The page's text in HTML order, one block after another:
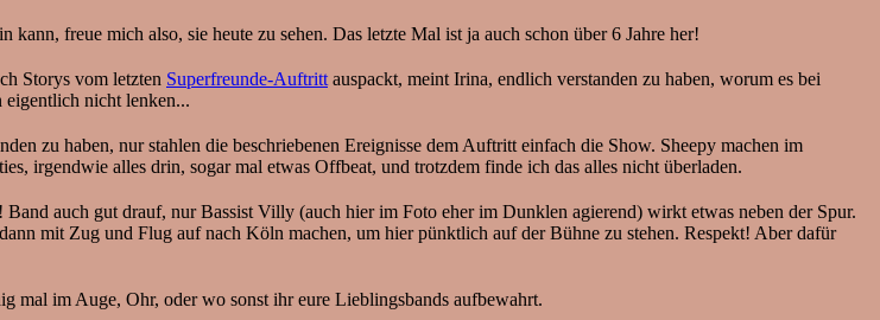
kann, freue mich also, sie heute zu sehen. Das letzte Mal ist ja auch schon über 6 Jahre her!
Storys vom letzten Superfreunde-Auftritt auspackt, meint Irina, endlich verstanden zu haben, worum es bei
nicht lenken...
zu haben, nur stahlen die beschriebenen Ereignisse dem Auftritt einfach die Show. Sheepy machen im
irgendwie alles drin, sogar mal etwas Offbeat, und trotzdem finde ich das alles nicht überladen.
auch gut drauf, nur Bassist Villy (auch hier im Foto eher im Dunklen agierend) wirkt etwas neben der Spur.
mit Zug und Flug auf nach Köln machen, um hier pünktlich auf der Bühne zu stehen. Respekt! Aber dafür
mal im Auge, Ohr, oder wo sonst ihr eure Lieblingsbands aufbewahrt.